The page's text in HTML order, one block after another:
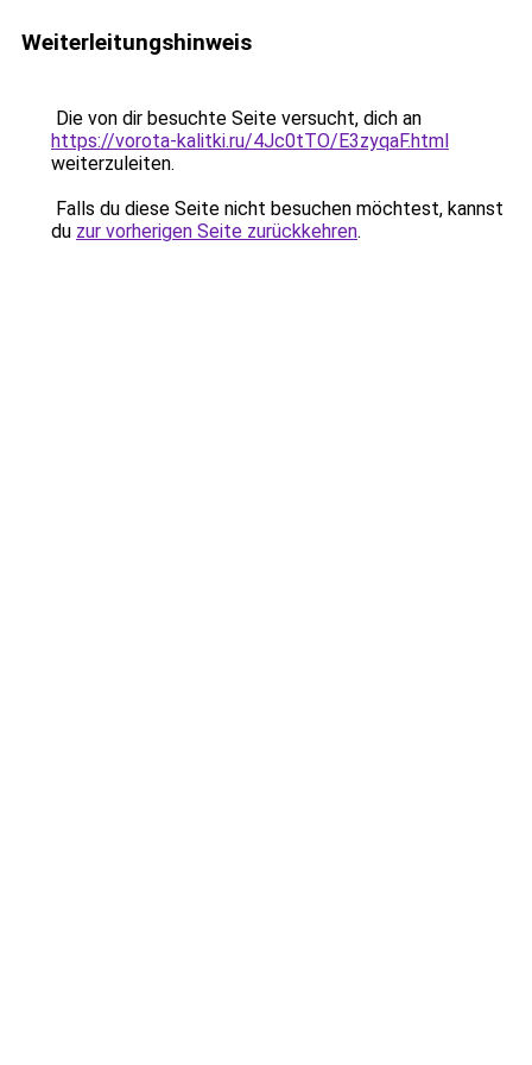
Weiterleitungshinweis
Die von dir besuchte Seite versucht, dich an
https://vorota-kalitki.ru/4Jc0tTO/E3zyqaF.html
weiterzuleiten.
Falls du diese Seite nicht besuchen möchtest, kannst
du zur vorherigen Seite zurückkehren.